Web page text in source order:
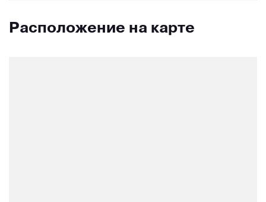
Расположение на карте